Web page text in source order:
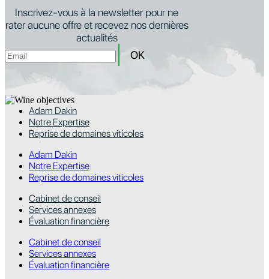
Inscrivez-vous à la newsletter pour ne
rater aucune offre et recevez nos dernières
actualités
Adam Dakin
Notre Expertise
Reprise de domaines viticoles
Adam Dakin
Notre Expertise
Reprise de domaines viticoles
Cabinet de conseil
Services annexes
Évaluation financière
Cabinet de conseil
Services annexes
Évaluation financière